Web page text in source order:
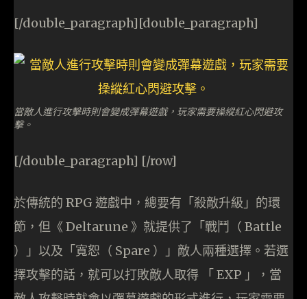
[/double_paragraph][double_paragraph]
當敵人進行攻擊時則會變成彈幕遊戲，玩家需要操縱紅心閃避攻
擊。
[/double_paragraph] [/row]
於傳統的 RPG 遊戲中，總要有「殺敵升級」的環
節，但《 Deltarune 》就提供了「戰鬥（ Battle
）」以及「寬恕（ Spare ）」敵人兩種選擇。若選
擇攻擊的話，就可以打敗敵人取得 「 EXP 」，當